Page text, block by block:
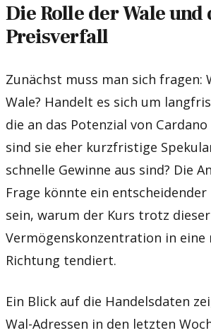
Die Rolle der Wale und
Preisverfall
Zunächst muss man sich fragen:
Wale? Handelt es sich um
die an das Potenzial von
sind sie eher kurzfristige
schnelle Gewinne aus sind? Die
Frage könnte ein
sein, warum der Kurs trotz dieser
Vermögenskonzentration in eine
Richtung tendiert.
Ein Blick auf die Handelsdaten
Wal-Adressen in den letzten